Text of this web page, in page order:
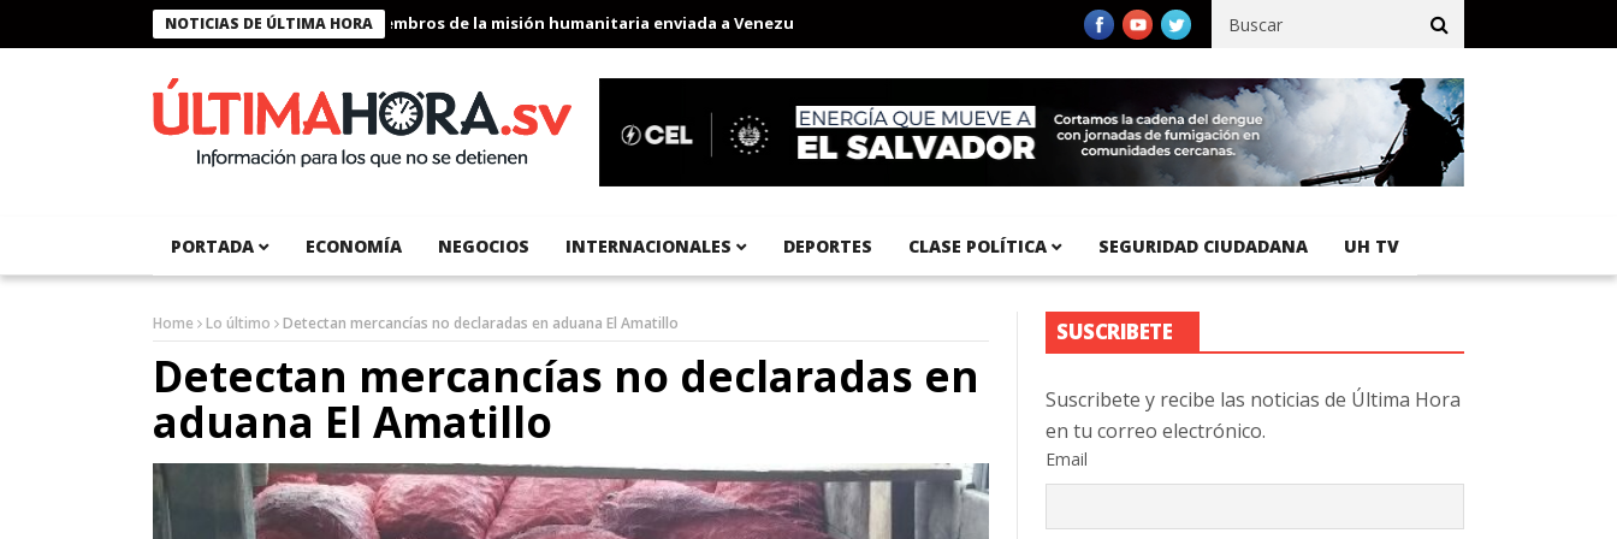
NOTICIAS DE ÚLTIMA HORA
Presidente Bukele condecora a miembros de la misión humanitaria enviada a Venezuela Aeropuerto Internacional del Pacífico registra 92 % de avance en obras de terracería
PORTADA ECONOMÍA NEGOCIOS INTERNACIONALES DEPORTES CLASE POLÍTICA SEGURIDAD CIUDADANA UH TV
Home Lo último Detectan mercancías no declaradas en aduana El Amatillo
Detectan mercancías no declaradas en
aduana El Amatillo
SUSCRIBETE
Suscribete y recibe las noticias de Última Hora
en tu correo electrónico.
Email